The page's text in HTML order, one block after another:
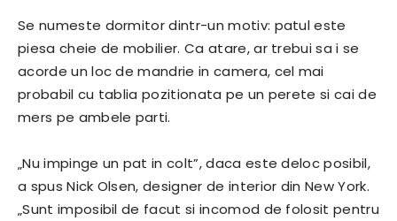
Se numeste dormitor dintr-un motiv: patul este
piesa cheie de mobilier. Ca atare, ar trebui sa i se
acorde un loc de mandrie in camera, cel mai
probabil cu tablia pozitionata pe un perete si cai de
mers pe ambele parti.
„Nu impinge un pat in colt”, daca este deloc posibil,
a spus Nick Olsen, designer de interior din New York.
„Sunt imposibil de facut si incomod de folosit pentru